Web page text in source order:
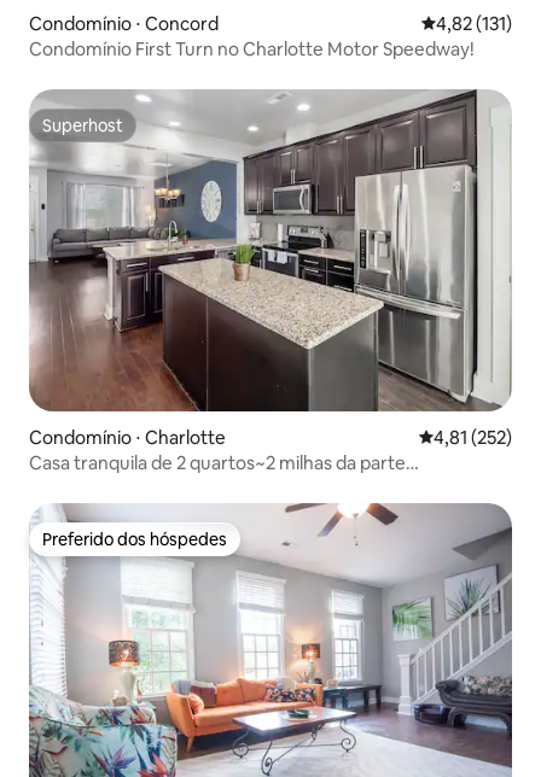
Condomínio ⋅ Concord 4,82 de uma
4,82 (131)
Condomínio First Turn no Charlotte Motor Speedway!
Superhost
Superhost
Condomínio ⋅ Charlotte 4,81 de uma
4,81 (252)
Casa tranquila de 2 quartos~2 milhas da parte
Preferido dos hóspedes
Preferido dos hóspedes